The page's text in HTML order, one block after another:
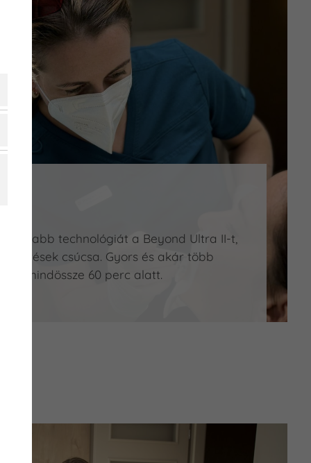
legújabb technológiát a Beyond Ultra II-t,
csúcsa. Gyors és akár több
mindössze 60 perc alatt.